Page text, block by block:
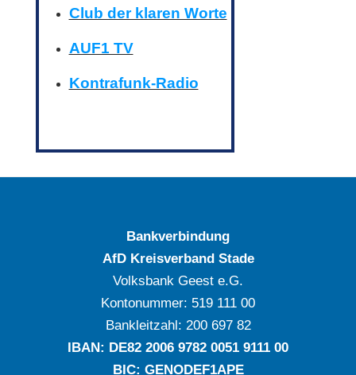
Club der klaren Worte
AUF1 TV
Kontrafunk-Radio
Bankverbindung
AfD Kreisverband Stade
Volksbank Geest e.G.
Kontonummer: ‍519 111 00
Bankleitzahl: ‍200 697 82
IBAN: DE‍82 ‍2006 ‍9782 ‍0051 ‍9111 ‍00
BIC: GENODEF1APE